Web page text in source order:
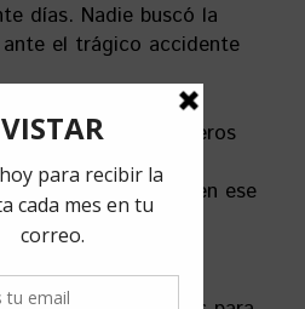
días. Nadie buscó la
el trágico accidente
fui uno de los primeros
que todos
los días supe que en ese
De alguna
tragedia.